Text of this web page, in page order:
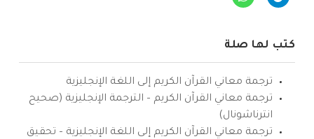
كتب لها صلة
ترجمة معاني القرآن الكريم إلى اللغة الإنجليزية
ترجمة معاني القرآن الكريم – الترجمة الإنجليزية (صحيح
انترناشونال)
ترجمة معاني القرآن الكريم إلى اللغة الإنجليزية – تحقيق